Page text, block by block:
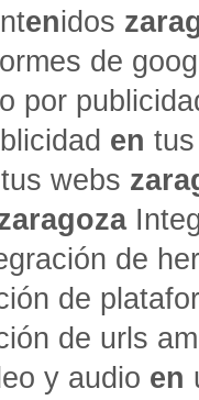
enidos
de
por
en
tus webs
de
de
de urls
y audio en